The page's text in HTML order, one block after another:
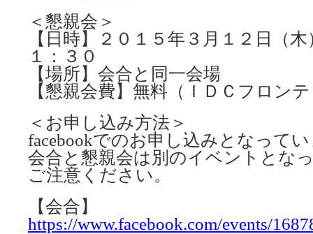
＜懇親会＞
【日時】２０１５年３月１２日（
１：３０
【場所】会合と同一会場
【懇親会費】無料（ＩＤＣフロン
＜お申し込み方法＞
facebookでのお申し込みとなって
会合と懇親会は別のイベントとな
ご注意ください。
【会合】
https://www.facebook.com/events/